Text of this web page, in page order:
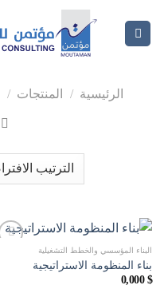
الرئيسية / المنتجات /
البناء المؤسسي والخطط التشغيلية
بناء المنظومة الاستراتيجية
0,000 $